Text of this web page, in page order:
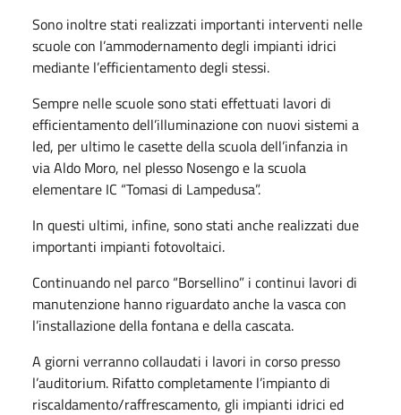
Sono inoltre stati realizzati importanti interventi nelle
scuole con l’ammodernamento degli impianti idrici
mediante l’efficientamento degli stessi.
Sempre nelle scuole sono stati effettuati lavori di
efficientamento dell’illuminazione con nuovi sistemi a
led, per ultimo le casette della scuola dell’infanzia in
via Aldo Moro, nel plesso Nosengo e la scuola
elementare IC “Tomasi di Lampedusa”.
In questi ultimi, infine, sono stati anche realizzati due
importanti impianti fotovoltaici.
Continuando nel parco “Borsellino” i continui lavori di
manutenzione hanno riguardato anche la vasca con
l’installazione della fontana e della cascata.
A giorni verranno collaudati i lavori in corso presso
l’auditorium. Rifatto completamente l’impianto di
riscaldamento/raffrescamento, gli impianti idrici ed